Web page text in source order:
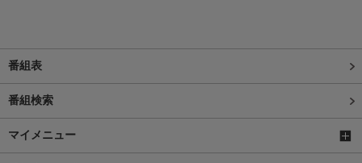
番組表
番組検索
マイメニュー